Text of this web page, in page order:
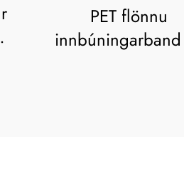
PET flönnu
innbúningarband